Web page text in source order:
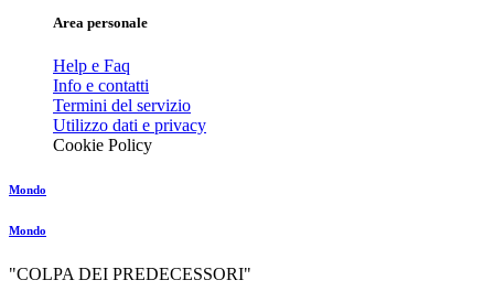
Area personale
Help e Faq
Info e contatti
Termini del servizio
Utilizzo dati e privacy
Cookie Policy
Mondo
Mondo
"COLPA DEI PREDECESSORI"